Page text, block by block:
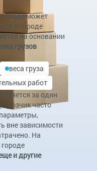
городе может
в городе
на основании
грузов
веса груза
работ
за один
часто
вне зависимости
На
и другие